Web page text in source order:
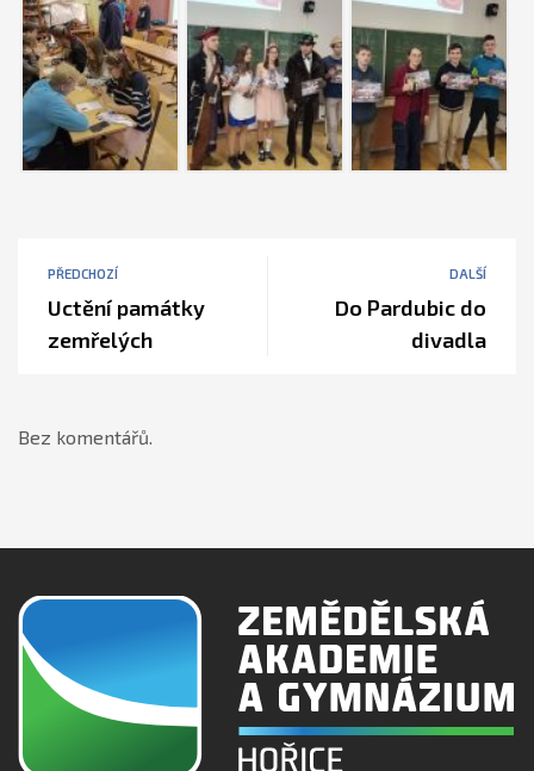
PŘEDCHOZÍ
Uctění památky
zemřelých
DALŠÍ
Do Pardubic do
divadla
Bez komentářů.